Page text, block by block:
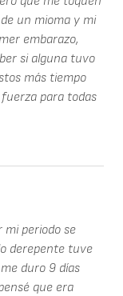
un mioma y mi
embarazo,
si alguna tuvo
más tiempo
para todas
mi periodo se
derepente tuve
duro 9 días
que era